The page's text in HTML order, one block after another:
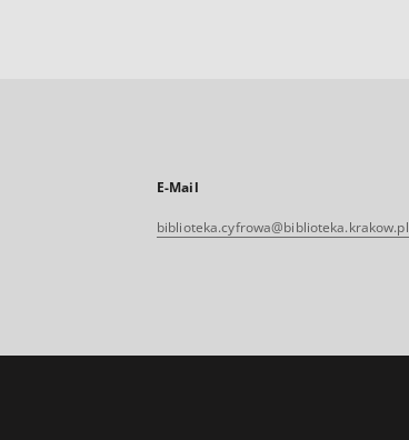
E-Mail
biblioteka.cyfrowa@biblioteka.krakow.pl